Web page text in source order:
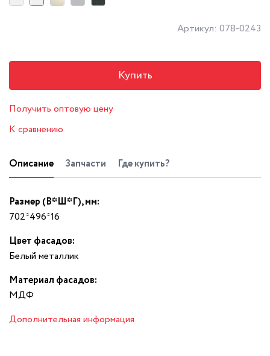
Артикул: 078-0243
Купить
Получить оптовую цену
К сравнению
Описание Запчасти Где купить?
Размер (В*Ш*Г), мм:
702*496*16
Цвет фасадов:
Белый металлик
Материал фасадов:
МДФ
Дополнительная информация